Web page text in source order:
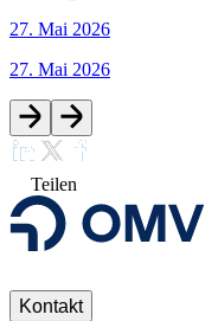
27. Mai 2026
27. Mai 2026
Teilen
Kontakt